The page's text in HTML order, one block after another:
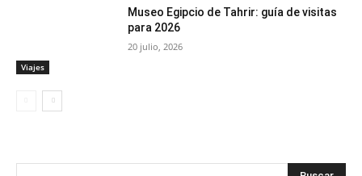
Viajes
Museo Egipcio de Tahrir: guía de visitas
para 2026
20 julio, 2026